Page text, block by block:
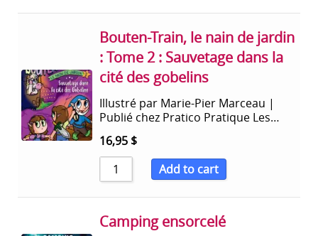
Bouten-Train, le nain de jardin
: Tome 2 : Sauvetage dans la
cité des gobelins
Illustré par Marie-Pier Marceau |
Publié chez Pratico Pratique Les…
16,95 $
Add to cart
Camping ensorcelé